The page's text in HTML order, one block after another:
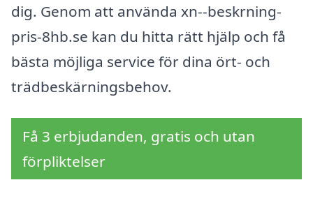
dig. Genom att använda xn--beskrning-
pris-8hb.se kan du hitta rätt hjälp och få
bästa möjliga service för dina ört- och
trädbeskärningsbehov.
Få 3 erbjudanden, gratis och utan
förpliktelser